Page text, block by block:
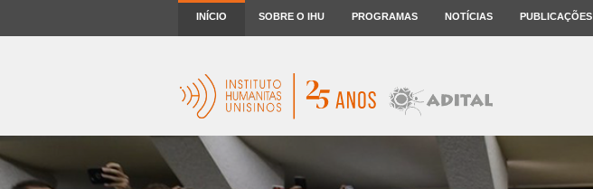
INÍCIO SOBRE O IHU PROGRAMAS NOTÍCIAS PUBLICAÇÕES